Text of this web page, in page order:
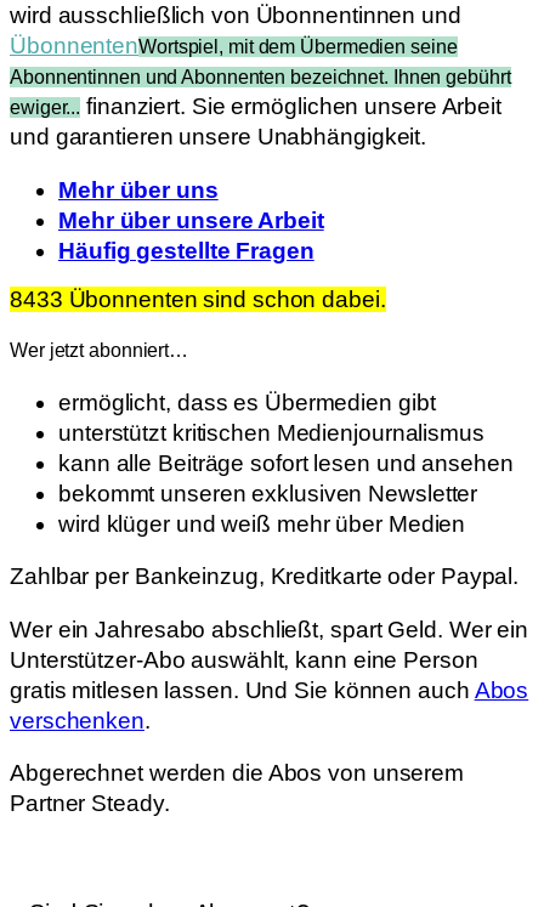
wird ausschließlich von Übonnentinnen und
ÜbonnentenWortspiel, mit dem Übermedien seine
Abonnentinnen und Abonnenten bezeichnet. Ihnen gebührt
ewiger... finanziert. Sie ermöglichen unsere Arbeit
und garantieren unsere Unabhängigkeit.
Mehr über uns
Mehr über unsere Arbeit
Häufig gestellte Fragen
8433 Übonnenten sind schon dabei.
Wer jetzt abonniert…
ermöglicht, dass es Übermedien gibt
unterstützt kritischen Medienjournalismus
kann alle Beiträge sofort lesen und ansehen
bekommt unseren exklusiven Newsletter
wird klüger und weiß mehr über Medien
Zahlbar per Bankeinzug, Kreditkarte oder Paypal.
Wer ein Jahresabo abschließt, spart Geld. Wer ein
Unterstützer-Abo auswählt, kann eine Person
gratis mitlesen lassen. Und Sie können auch Abos
verschenken.
Abgerechnet werden die Abos von unserem
Partner Steady.